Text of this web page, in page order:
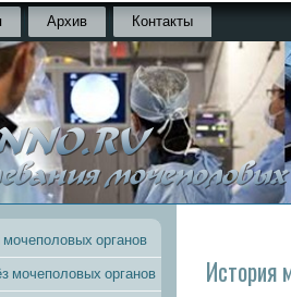
Архив Контакты
органов
мочеполовых органов История